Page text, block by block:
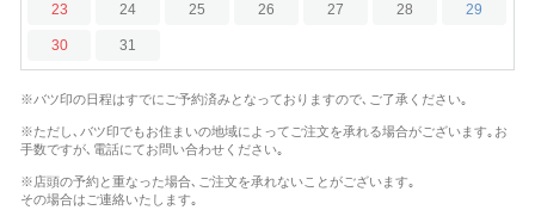
23 24 25 26 27 28 29
30 31
※バツ印の日程はすでにご予約済みとなっておりますので､ご了承ください｡
※ただし､バツ印でもお住まいの地域によってご注文を承れる場合がございます｡ お
手数ですが､電話にてお問い合わせください｡
※店頭の予約と重なった場合､ご注文を承れないことがございます｡
その場合はご連絡いたします｡